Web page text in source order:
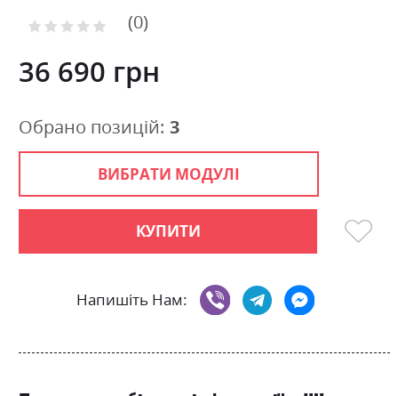
the
of
the
gallery
Рейтинг: 0
36 690 грн
ВИБРАТИ МОДУЛІ
КУПИТИ
Напишіть Нам:
Обрано позицій: 3